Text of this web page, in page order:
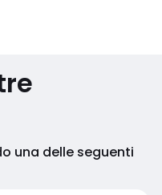
una delle seguenti